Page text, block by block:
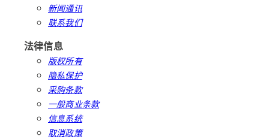
新闻通讯
联系我们
法律信息
版权所有
隐私保护
采购条款
一般商业条款
信息系统
取消政策